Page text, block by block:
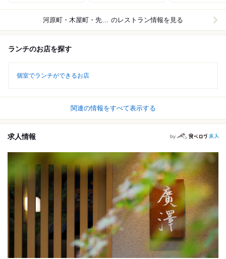
河原町・木屋町・先斗町 のレストラン情報を見る
ランチのお店を探す
個室でランチができるお店
関連の情報をすべて表示する
求人情報 by